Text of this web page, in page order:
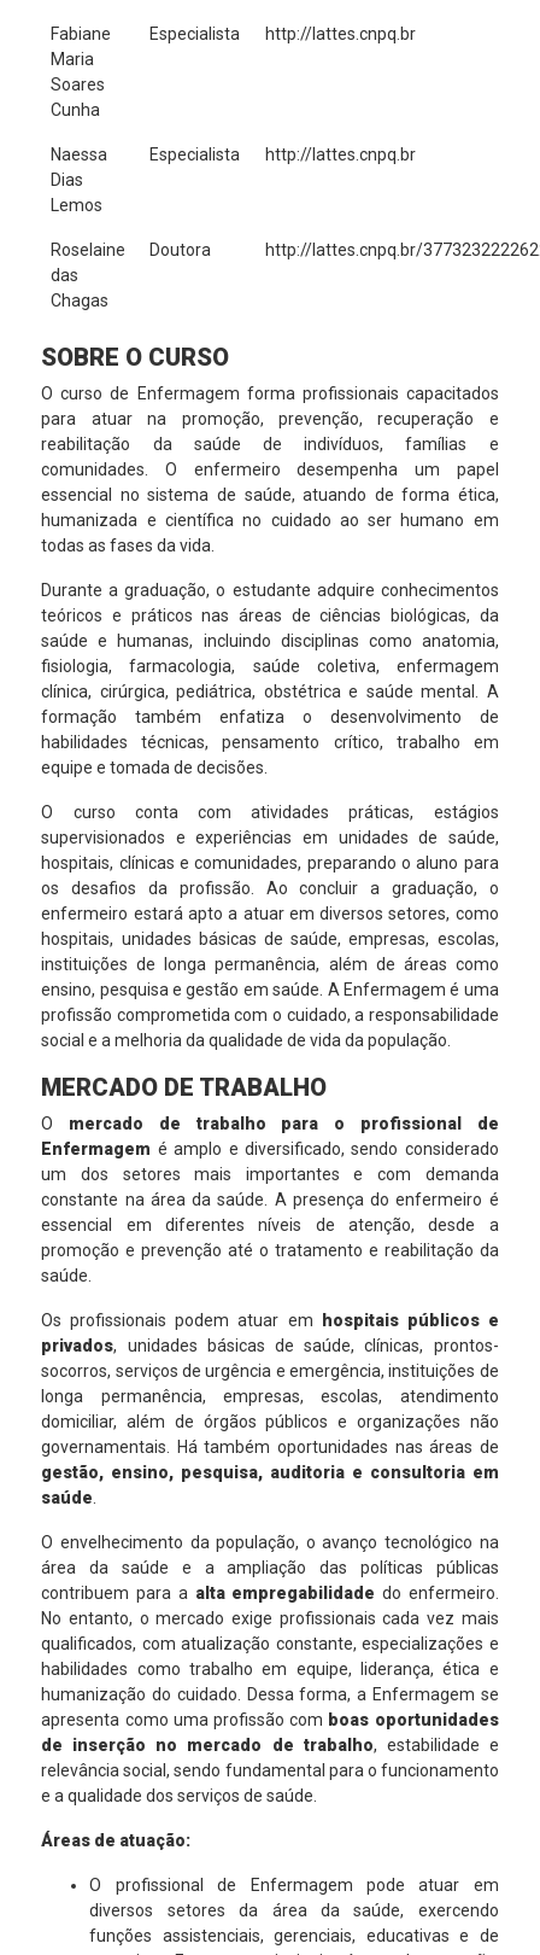
Fabiane
Maria
Soares
Cunha
Especialista http://lattes.cnpq.br
Naessa
Dias
Lemos
Especialista http://lattes.cnpq.br
Roselaine
das
Chagas
Doutora http://lattes.cnpq.br/
SOBRE O CURSO
O curso de Enfermagem forma profissionais capacitados
para atuar na promoção, prevenção, recuperação e
reabilitação da saúde de indivíduos, famílias e
comunidades. O enfermeiro desempenha um papel
essencial no sistema de saúde, atuando de forma ética,
humanizada e científica no cuidado ao ser humano em
todas as fases da vida.
Durante a graduação, o estudante adquire conhecimentos
teóricos e práticos nas áreas de ciências biológicas, da
saúde e humanas, incluindo disciplinas como anatomia,
fisiologia, farmacologia, saúde coletiva, enfermagem
clínica, cirúrgica, pediátrica, obstétrica e saúde mental. A
formação também enfatiza o desenvolvimento de
habilidades técnicas, pensamento crítico, trabalho em
equipe e tomada de decisões.
O curso conta com atividades práticas, estágios
supervisionados e experiências em unidades de saúde,
hospitais, clínicas e comunidades, preparando o aluno para
os desafios da profissão. Ao concluir a graduação, o
enfermeiro estará apto a atuar em diversos setores, como
hospitais, unidades básicas de saúde, empresas, escolas,
instituições de longa permanência, além de áreas como
ensino, pesquisa e gestão em saúde. A Enfermagem é uma
profissão comprometida com o cuidado, a responsabilidade
social e a melhoria da qualidade de vida da população.
MERCADO DE TRABALHO
O mercado de trabalho para o profissional de
Enfermagem é amplo e diversificado, sendo considerado
um dos setores mais importantes e com demanda
constante na área da saúde. A presença do enfermeiro é
essencial em diferentes níveis de atenção, desde a
promoção e prevenção até o tratamento e reabilitação da
saúde.
Os profissionais podem atuar em
hospitais públicos e
privados, unidades básicas de saúde, clínicas, prontos-
socorros, serviços de urgência e emergência, instituições de
longa permanência, empresas, escolas, atendimento
domiciliar, além de órgãos públicos e organizações não
governamentais. Há também oportunidades nas áreas de
gestão, ensino, pesquisa, auditoria e consultoria em
saúde
O envelhecimento da população, o avanço tecnológico na
área da saúde e a ampliação das políticas públicas
contribuem para a alta empregabilidade do enfermeiro.
No entanto, o mercado exige profissionais cada vez mais
qualificados, com atualização constante, especializações e
habilidades como trabalho em equipe, liderança, ética e
humanização do cuidado. Dessa forma, a Enfermagem se
apresenta como uma profissão com boas oportunidades
de inserção no mercado de trabalho, estabilidade e
relevância social, sendo fundamental para o funcionamento
e a qualidade dos serviços de saúde.
Áreas de atuação:
O profissional de Enfermagem pode atuar em
diversos setores da área da saúde, exercendo
funções assistenciais, gerenciais, educativas e de